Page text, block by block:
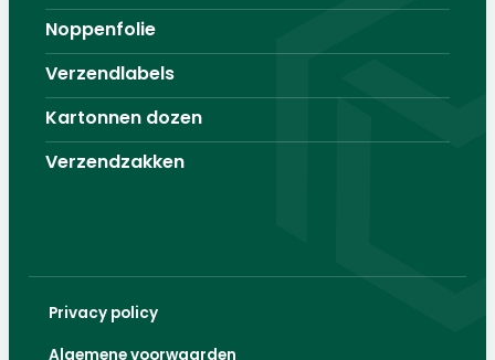
Noppenfolie
Verzendlabels
Kartonnen dozen
Verzendzakken
Privacy policy
Algemene voorwaarden